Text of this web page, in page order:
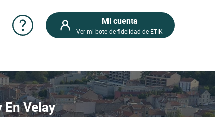
Mi cuenta
Ver mi bote de fidelidad de ETIK
Velay